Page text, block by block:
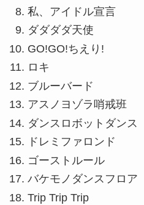
私、アイドル宣言
ダダダダ天使
GO!GO!ちえり!
ロキ
ブルーバード
アスノヨゾラ哨戒班
ダンスロボットダンス
ドレミファロンド
ゴーストルール
バケモノダンスフロア
Trip Trip Trip